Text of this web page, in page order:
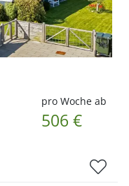
pro Woche ab
506 €